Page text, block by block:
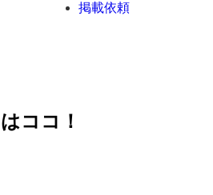
掲載依頼
ココ！